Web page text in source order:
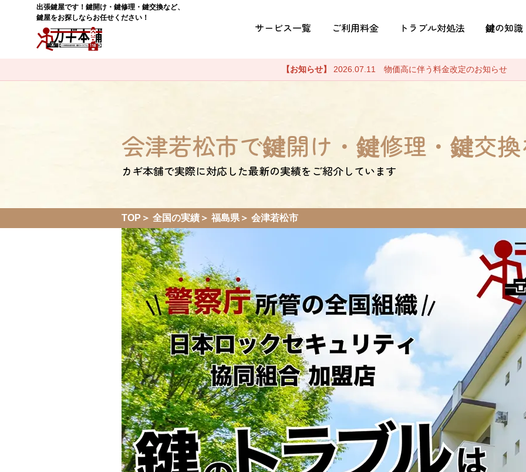
出張鍵屋です！鍵開け・鍵修理・鍵交換など、
鍵屋をお探しならお任せください！
サービス一覧 ご利用料金 トラブル対処法 鍵の知識
【お知らせ】 2026.07.11 物価高に伴う料金改定のお知らせ
会津若松市で鍵開け・鍵修理・鍵交
カギ本舗で実際に対応した最新の実績をご紹介しています
TOP 全国の実績 福島県 会津若松市